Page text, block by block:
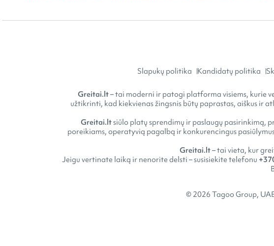
Slapukų politika Kandidatų politika
Greitai.lt– tai moderni ir patogi platforma visiems, kurie
užtikrinti, kad kiekvienas žingsnis būtų paprastas, aiškus ir
Greitai.ltsiūlo platų sprendimų ir paslaugų pasirinkimą,
poreikiams, operatyvią pagalbą ir konkurencingus
Greitai.lt– tai vieta, kur
Jeigu vertinate laiką ir nenorite delsti – susisiekite telefonu
© 2026 Tagoo Group,